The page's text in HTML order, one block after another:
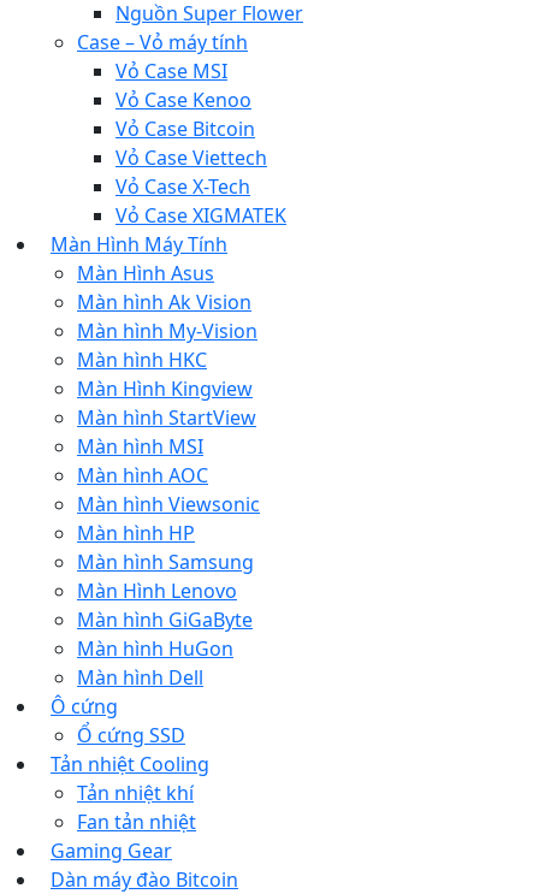
Nguồn Super Flower
Case – Vỏ máy tính
Vỏ Case MSI
Vỏ Case Kenoo
Vỏ Case Bitcoin
Vỏ Case Viettech
Vỏ Case X-Tech
Vỏ Case XIGMATEK
Màn Hình Máy Tính
Màn Hình Asus
Màn hình Ak Vision
Màn hình My-Vision
Màn hình HKC
Màn Hình Kingview
Màn hình StartView
Màn hình MSI
Màn hình AOC
Màn hình Viewsonic
Màn hình HP
Màn hình Samsung
Màn Hình Lenovo
Màn hình GiGaByte
Màn hình HuGon
Màn hình Dell
Ô cứng
Ổ cứng SSD
Tản nhiệt Cooling
Tản nhiệt khí
Fan tản nhiệt
Gaming Gear
Dàn máy đào Bitcoin